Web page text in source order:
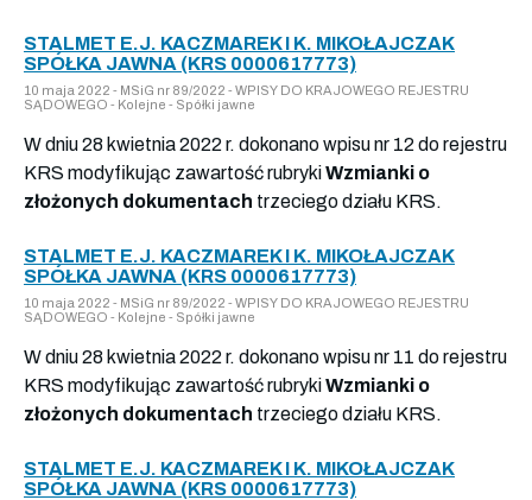
STALMET E.J. KACZMAREK I K. MIKOŁAJCZAK
SPÓŁKA JAWNA (KRS 0000617773)
10 maja 2022 - MSiG nr 89/2022 - WPISY DO KRAJOWEGO REJESTRU
SĄDOWEGO - Kolejne - Spółki jawne
W dniu 28 kwietnia 2022 r. dokonano wpisu nr 12 do rejestru
KRS modyfikując zawartość rubrykiWzmianki o
złożonych dokumentach trzeciego działu KRS.
STALMET E.J. KACZMAREK I K. MIKOŁAJCZAK
SPÓŁKA JAWNA (KRS 0000617773)
10 maja 2022 - MSiG nr 89/2022 - WPISY DO KRAJOWEGO REJESTRU
SĄDOWEGO - Kolejne - Spółki jawne
W dniu 28 kwietnia 2022 r. dokonano wpisu nr 11 do rejestru
KRS modyfikując zawartość rubrykiWzmianki o
złożonych dokumentach trzeciego działu KRS.
STALMET E.J. KACZMAREK I K. MIKOŁAJCZAK
SPÓŁKA JAWNA (KRS 0000617773)